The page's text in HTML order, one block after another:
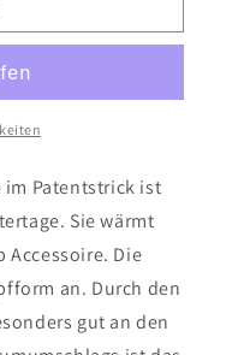
im Patentstrick ist
Sie wärmt
Die
an. Durch den
gut an den